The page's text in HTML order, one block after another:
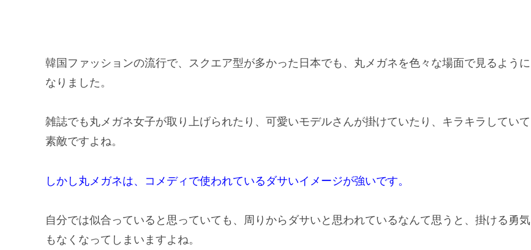
韓国ファッションの流行で、スクエア型が多かった日本でも、丸メガネを色々な場面で見るように
なりました。
雑誌でも丸メガネ女子が取り上げられたり、可愛いモデルさんが掛けていたり、キラキラしていて
素敵ですよね。
しかし丸メガネは、コメディで使われているダサいイメージが強いです。
自分では似合っていると思っていても、周りからダサいと思われているなんて思うと、掛ける勇気
もなくなってしまいますよね。